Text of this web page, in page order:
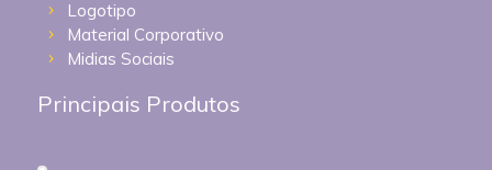
Logotipo
Material Corporativo
Midias Sociais
Principais Produtos